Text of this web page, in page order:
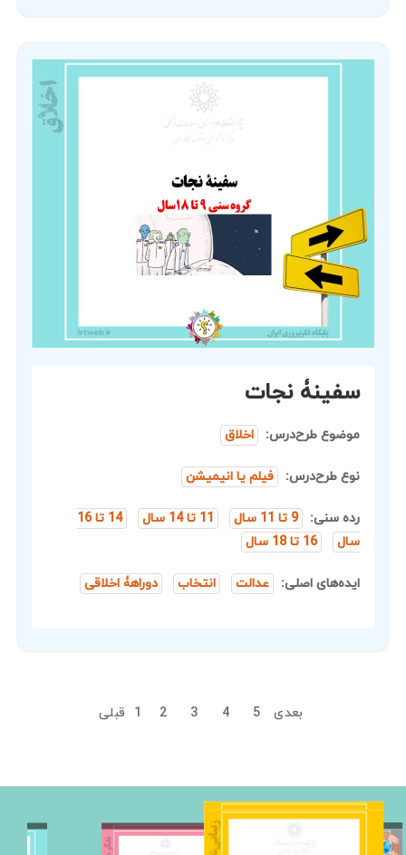
سفینۀ نجات
موضوع طرح‌درس: اخلاق
نوع طرح‌درس: فیلم یا انیمیشن
رده سنی: 9 تا 11 سال 11 تا 14 سال
14 تا 16
سال
16 تا 18 سال
ایده‌های اصلی: عدالت انتخاب دوراهۀ اخلاقی
قبلی 1 2 3 4 5 بعدی